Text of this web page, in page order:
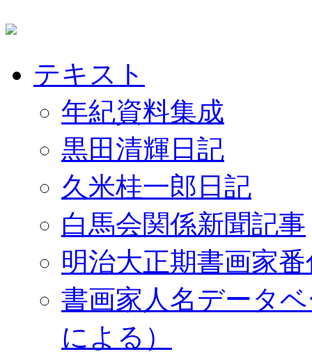
テキスト
年紀資料集成
黒田清輝日記
久米桂一郎日記
白馬会関係新聞記事
明治大正期書画家
書画家人名データ
による）